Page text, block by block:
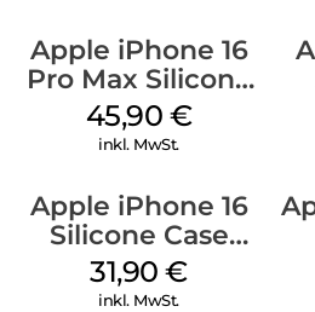
Apple iPhone 16
Pro Max Silicone
Case MagSafe
Ultramarine
45,90 €
inkl. MwSt.
Apple iPhone 16
Silicone Case
MagSafe Fuchsia
31,90€
inkl. MwSt.